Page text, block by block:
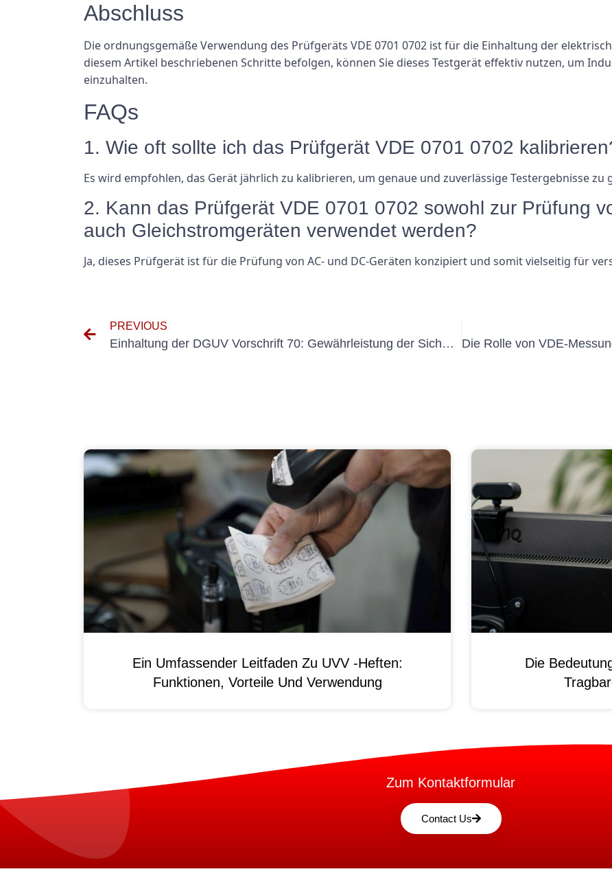
Abschluss
Die ordnungsgemäße Verwendung des Prüfgeräts VDE 0701 0702 ist für die Einhaltung der
diesem Artikel beschriebenen Schritte befolgen, können Sie dieses Testgerät effektiv nutzen, um
einzuhalten.
FAQs
1. Wie oft sollte ich das Prüfgerät VDE 0701 0702
Es wird empfohlen, das Gerät jährlich zu kalibrieren, um genaue und zuverlässige Testergebnisse zu
2. Kann das Prüfgerät VDE 0701 0702 sowohl zur Prüfung
auch Gleichstromgeräten verwendet werden?
Ja, dieses Prüfgerät ist für die Prüfung von AC- und DC-Geräten konzipiert und somit vielseitig für
PREVIOUS
Einhaltung der DGUV Vorschrift 70: Gewährleistung der Sicherheit von Dienstwagen
Ein Umfassender Leitfaden Zu UVV -Heften:
Funktionen, Vorteile Und Verwendung
Die
Zum Kontaktformular
Contact Us